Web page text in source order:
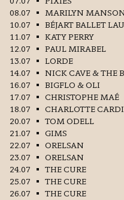
08.07
MARILYN
10.07
BÉJART BALLET
11.07
KATY PERRY
12.07
PAUL MIRABEL
13.07
LORDE
14.07
NICK CAVE & THE
16.07
BIGFLO & OLI
17.07
CHRISTOPHE MAÉ
18.07
CHARLOTTE
20.07
TOM ODELL
21.07
GIMS
22.07
ORELSAN
23.07
ORELSAN
24.07
THE CURE
25.07
THE CURE
26.07
THE CURE